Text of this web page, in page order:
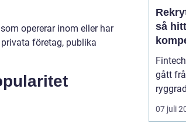
opererar inom eller har
företag, publika
så
gått
07 juli